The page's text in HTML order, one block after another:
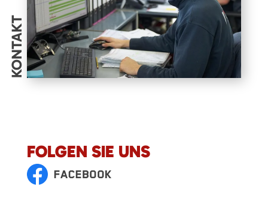
KONTAKT
FOLGEN SIE UNS